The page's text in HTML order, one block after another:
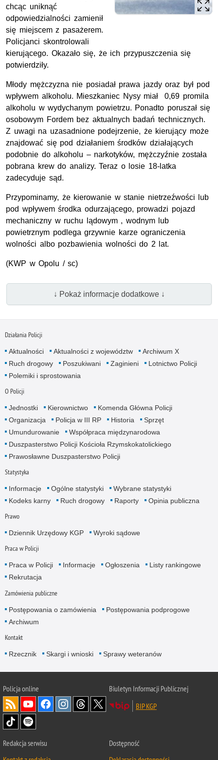
chcąc uniknąć
odpowiedzialności zamienił
się miejscem z pasażerem.
Policjanci skontrolowali
kierującego. Okazało się, że ich przypuszczenia się
potwierdziły.
Młody mężczyzna nie posiadał prawa jazdy oraz był pod
wpływem alkoholu. Mieszkaniec Nysy miał 0,69 promila
alkoholu w wydychanym powietrzu. Ponadto poruszał się
osobowym Fordem bez aktualnych badań technicznych.
Z uwagi na uzasadnione podejrzenie, że kierujący może
znajdować się pod działaniem środków działających
podobnie do alkoholu – narkotyków, mężczyźnie została
pobrana krew do analizy. Teraz o losie 18-latka
zadecyduje sąd.
Przypominamy, że kierowanie w stanie nietrzeźwości lub
pod wpływem środka odurzającego, prowadzi pojazd
mechaniczny w ruchu lądowym , wodnym lub
powietrznym podlega grzywnie karze ograniczenia
wolności albo pozbawienia wolności do 2 lat.
(KWP w Opolu / sc)
↓ Pokaż informacje dodatkowe ↓
Działania Policji
Aktualności Aktualności z województw
Archiwum X
Ruch drogowy
Poszukiwani Zaginieni
Lotnictwo Policji
Polemiki i sprostowania
O Policji
Jednostki Kierownictwo
Komenda Główna Policji
Organizacja
Policja w III RP Historia
Sprzęt
Umundurowanie
Współpraca międzynarodowa
Duszpasterstwo Policji Kościoła Rzymskokatolickiego
Prawosławne Duszpasterstwo Policji
Statystyka
Informacje Ogólne statystyki
Wybrane statystyki
Kodeks karny
Ruch drogowy Raporty Opinia publiczna
Prawo
Dziennik Urzędowy KGP Wyroki sądowe
Praca w Policji
Praca w Policji Informacje Ogłoszenia
Listy rankingowe
Rekrutacja
Zamówienia publiczne
Postępowania o zamówienia
Postępowania podprogowe
Archiwum
Kontakt
Rzecznik Skargi i wnioski Sprawy weteranów
Policjaonline
Biuletyn Informacji Publicznej
BIP KGP
Redakcja serwisu
Dostępność